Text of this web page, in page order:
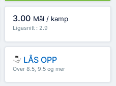
3.00 Mål / kamp
Ligasnitt : 2.9
LÅS OPP
Over 8.5, 9.5 og mer